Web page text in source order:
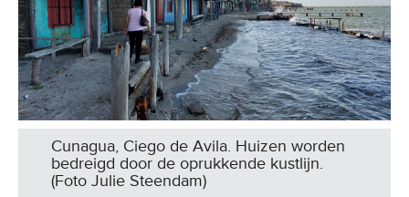
Cunagua, Ciego de Avila. Huizen worden
bedreigd door de oprukkende kustlijn.
(Foto Julie Steendam)